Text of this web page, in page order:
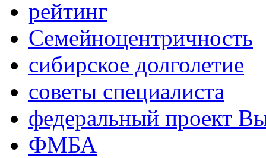
рейтинг
Семейноцентричность
сибирское долголетие
советы специалиста
федеральный проект
ФМБА